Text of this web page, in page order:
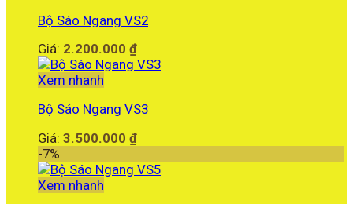
Bộ Sáo Ngang VS2
Giá: 2.200.000 ₫
Xem nhanh
Bộ Sáo Ngang VS3
Giá: 3.500.000 ₫
-7%
Xem nhanh